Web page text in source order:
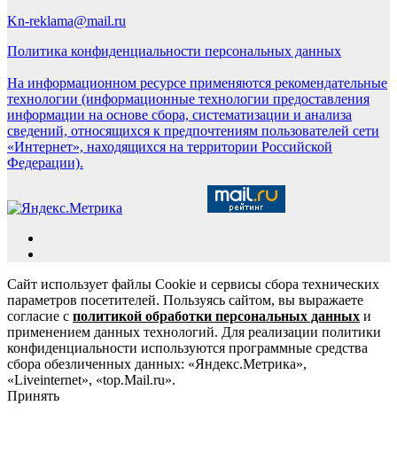
Kn-reklama@mail.ru
Политика конфиденциальности персональных данных
На информационном ресурсе применяются рекомендательные
технологии (информационные технологии предоставления
информации на основе сбора, систематизации и анализа
сведений, относящихся к предпочтениям пользователей сети
«Интернет», находящихся на территории Российской
Федерации).
Сайт использует файлы Cookie и сервисы сбора технических
параметров посетителей. Пользуясь сайтом, вы выражаете
согласие с политикой обработки персональных данных и
применением данных технологий. Для реализации политики
конфиденциальности используются программные средства
сбора обезличенных данных: «Яндекс.Метрика»,
«Liveinternet», «top.Mail.ru».
Принять